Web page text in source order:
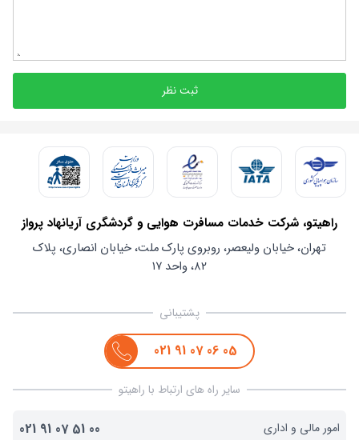
ثبت نظر
راهیتو، شرکت خدمات مسافرت هوایی و گردشگری آریانهاد پرواز
تهران، خیابان ولیعصر، روبروی پارک ملت، خیابان انصاری، پلاک
۸۲، واحد ۱۷
پشتیبانی
021 91 07 06 05
سایر راه های ارتباط با راهیتو
امور مالی و اداری 021 91 07 51 00